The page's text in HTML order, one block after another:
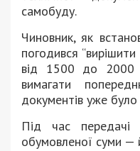
самобуду.
Чиновник, як
погодився
від 1500 до 2000
вимагати
документів уже було
Під час
обумовленої суми —